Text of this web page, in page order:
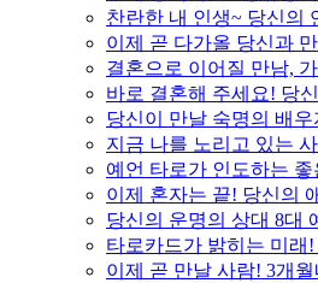
찬란한 내 인생~ 당신의
이제 곧 다가올 당신과
결혼으로 이어질 만남,
바로 결혼해 주세요! 당
당신이 만날 숙명의 배우
지금 나를 노리고 있는
예언 타로가 인도하는
이제 혼자는 끝! 당신의
당신의 운명의 상대 8대
타로카드가 밝히는 미래
이제 곧 만날 사람! 3개